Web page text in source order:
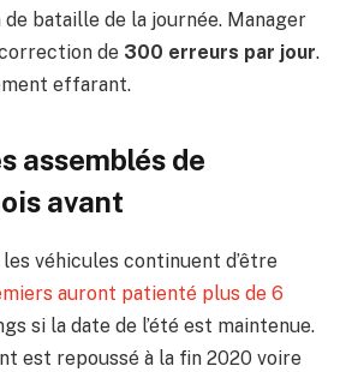
bataille de la journée. Manager
de 300 erreurs par jour.
effarant.
assemblés de
avant
véhicules continuent d’être
auront patienté plus de 6
si la date de l’été est maintenue.
est repoussé à la fin 2020 voire